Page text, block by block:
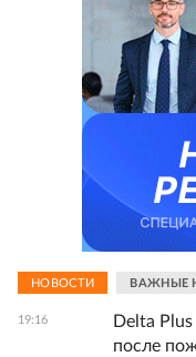
НОВОСТИ ВАЖНЫЕ
19:16
Delta
после